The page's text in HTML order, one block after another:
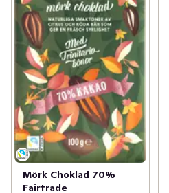
Mörk Choklad 70%
Fairtrade